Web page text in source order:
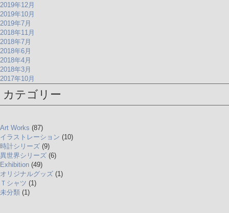
2019年12月
2019年10月
2019年7月
2018年11月
2018年7月
2018年6月
2018年4月
2018年3月
2017年10月
カテゴリー
Art Works (87)
イラストレーション (10)
時計シリーズ (9)
異世界シリーズ (6)
Exhibition (49)
オリジナルグッズ (1)
Ｔシャツ (1)
未分類 (1)